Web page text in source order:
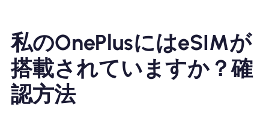
私のOnePlusにはeSIMが
搭載されていますか？確
認方法